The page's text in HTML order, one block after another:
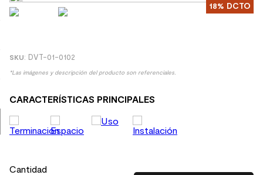
8. receptaculo 18% DCTO
: DVT-01-0102
*Las imágenes y descripción del producto son referenciales.
CARACTERÍSTICAS PRINCIPALES
Cantidad